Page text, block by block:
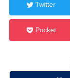
Twitter
Pocket